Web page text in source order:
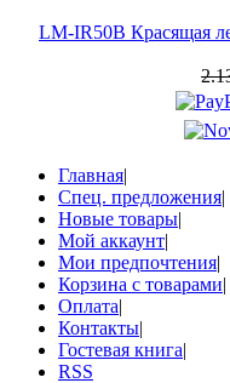
LM-IR50B Красящая
Главная|
Спец. предложения|
Новые товары|
Мой аккаунт|
Мои предпочтения|
Корзина с товарами|
Оплата|
Контакты|
Гостевая книга|
RSS